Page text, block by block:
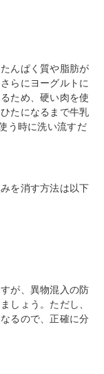
んぱく質や脂肪が
らにヨーグルトに
ため、硬い肉を使
たになるまで牛乳
う時に洗い流すだ
を消す方法は以下
が、異物混入の防
しょう。ただし、
るので、正確に分